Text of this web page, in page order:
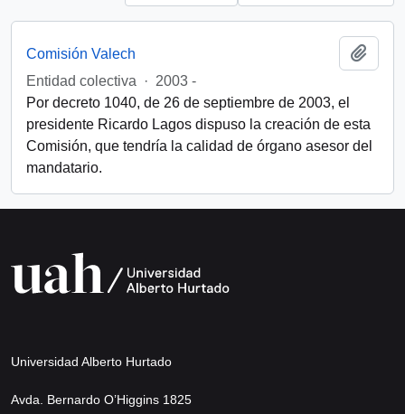
Comisión Valech
Entidad colectiva
· 2003 -
Por decreto 1040, de 26 de septiembre de 2003, el
presidente Ricardo Lagos dispuso la creación de esta
Comisión, que tendría la calidad de órgano asesor del
mandatario.
Universidad Alberto Hurtado
Avda. Bernardo O’Higgins 1825